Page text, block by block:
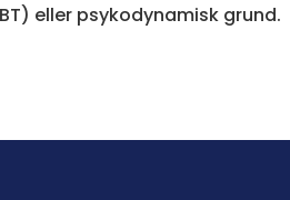
eller psykodynamisk grund.